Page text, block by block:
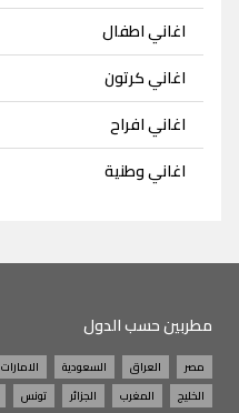
اغاني اطفال
اغاني كرتون
اغاني افراح
اغاني وطنية
مطربين حسب الدول
مصر العراق السعودية الامارات
الخليج
المغرب الجزائر تونس